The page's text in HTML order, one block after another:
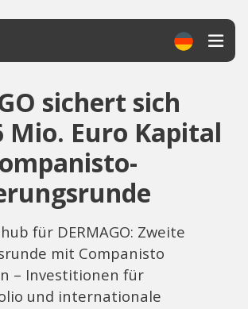
sichert sich
Mio. Euro Kapital
für DERMAGO: Zweite
mit Companisto
– Investitionen für
und internationale